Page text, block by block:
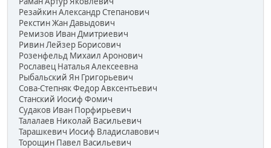
Резайкин Александр Степанович
Рекстин Жан Давыдович
Ремизов Иван Дмитриевич
Ривин Лейзер Борисович
Розенфельд Михаил Аронович
Рославец Наталья Алексеевна
Рыбальский Ян Григорьевич
Сова-Степняк Федор Авксентьевич
Станский Иосиф Фомич
Судаков Иван Порфирьевич
Талалаев Николай Васильевич
Тарашкевич Иосиф Владиславович
Торощин Павел Васильевич